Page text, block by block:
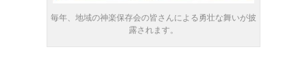
毎年、地域の神楽保存会の皆さんによる勇壮な舞いが披
露されます。